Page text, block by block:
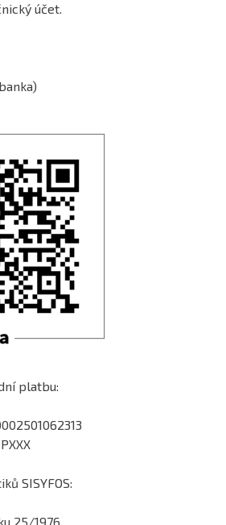
účet.
platbu:
SISYFOS:
25/1976